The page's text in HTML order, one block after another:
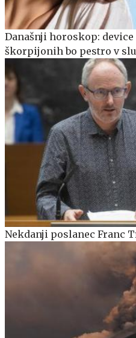
Današnji horoskop:
škorpijonih bo pestro v
Nekdanji poslanec Franc